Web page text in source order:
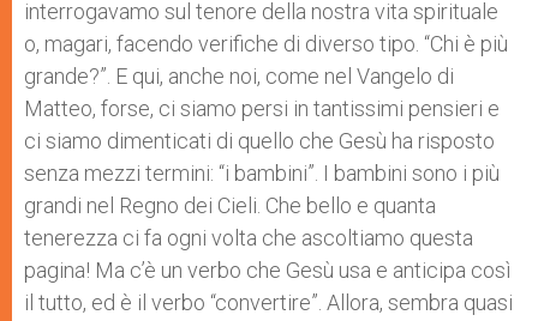
interrogavamo sul tenore della nostra vita spirituale
o, magari, facendo verifiche di diverso tipo. “Chi è più
grande?”. E qui, anche noi, come nel Vangelo di
Matteo, forse, ci siamo persi in tantissimi pensieri e
ci siamo dimenticati di quello che Gesù ha risposto
senza mezzi termini: “i bambini”. I bambini sono i più
grandi nel Regno dei Cieli. Che bello e quanta
tenerezza ci fa ogni volta che ascoltiamo questa
pagina! Ma c’è un verbo che Gesù usa e anticipa così
il tutto, ed è il verbo “convertire”. Allora, sembra quasi